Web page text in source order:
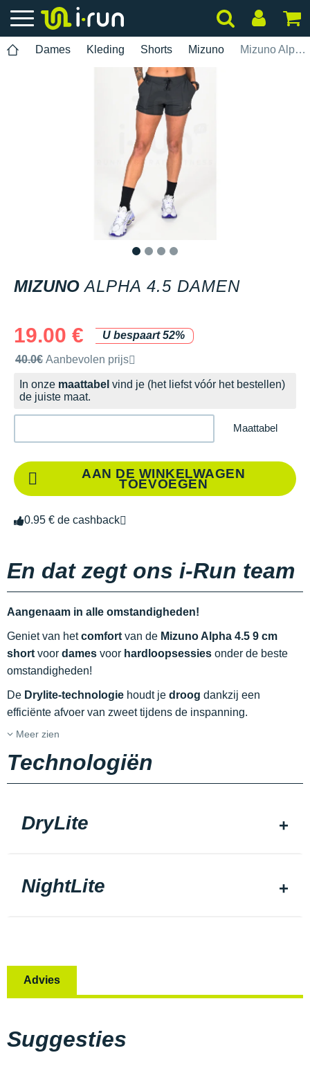
Dames Kleding Shorts Mizuno Mizuno Alpha 4.5 Damen
MIZUNO ALPHA 4.5 DAMEN
19.00 €
U bespaart 52%
Door het merk aanbevolen verkoopprijs
40.0€ Aanbevolen prijs
In onze maattabel vind je (het liefst vóór het bestellen)
de juiste maat.
Maattabel
AAN DE WINKELWAGEN
TOEVOEGEN
0.95 € de cashback
En dat zegt ons i-Run team
Aangenaam in alle omstandigheden!
Geniet van hetcomfort van de Mizuno Alpha 4.5 9 cm
short voor dames voor hardloopsessies onder de beste
omstandigheden!
De Drylite-technologie houdt je droog dankzij een
efficiënte afvoer van zweet tijdens de inspanning.
Meer zien
Technologiën
DryLite
NightLite
Advies
Suggesties